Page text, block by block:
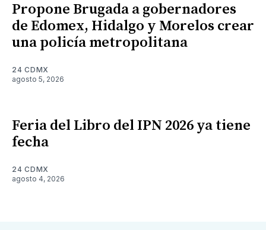
Propone Brugada a gobernadores
de Edomex, Hidalgo y Morelos crear
una policía metropolitana
24 CDMX
agosto 5, 2026
Feria del Libro del IPN 2026 ya tiene
fecha
24 CDMX
agosto 4, 2026